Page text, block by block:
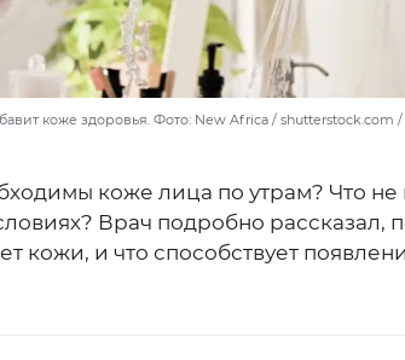
коже здоровья. Фото: New Africa / shutterstock.com
коже лица по утрам? Что не
Врач подробно рассказал,
кожи, и что способствует